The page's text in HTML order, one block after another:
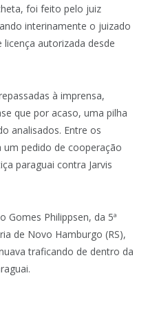
foi feito pelo juiz
interinamente o juizado
licença autorizada desde
à imprensa,
que por acaso, uma pilha
analisados. Entre os
pedido de cooperação
paraguai contra Jarvis
Gomes Philippsen, da 5ª
de Novo Hamburgo (RS),
traficando de dentro da